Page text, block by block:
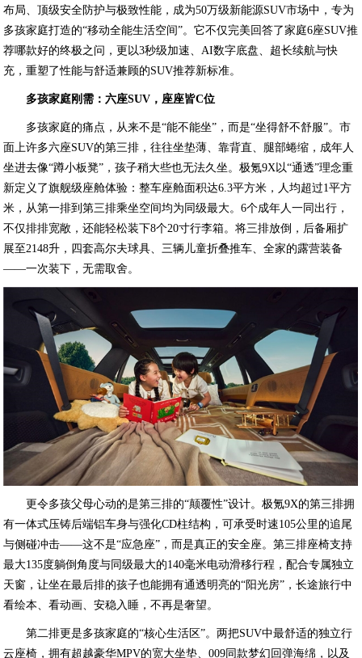
布局、顶级安全防护与极致性能，成为50万级新能源SUV市场中，专为
多孩家庭打造的“移动全能生活空间”。它不仅完美回答了家庭6座SUV推
荐哪款好的终极之问，更以3秒级加速、AI数字底盘、超长续航与快
充，重塑了性能与舒适兼顾的SUV推荐新标准。
多孩家庭刚需：六座SUV，座座皆C位
多孩家庭的痛点，从来不是“能不能坐”，而是“坐得舒不舒服”。市
面上许多六座SUV的第三排，往往坐垫薄、靠背直、腿部蜷缩，成年人
坐进去像“蹲小板凳”，孩子稍大些也无法久坐。极氪9X以“通透”理念重
新定义了旗舰级座舱体验：整车座舱面积达6.3平方米，人均超过1平方
米，从第一排到第三排乘坐空间均为同级最大。6个成年人一同出行，
不仅排排宽敞，还能轻松装下8个20寸行李箱。将三排放倒，后备厢扩
展至2148升，四套高尔夫球具、三辆儿童折叠推车、全家的露营装备
——一次装下，无需取舍。
更令多孩父母心动的是第三排的“颠覆性”设计。极氪9X的第三排拥
有一体式压铸后端铝车身与强化CD柱结构，可承受时速105公里的追尾
与侧碰冲击——这不是“应急座”，而是真正的安全座。第三排座椅支持
最大135度躺倒角度与同级最大的140毫米电动滑移行程，配合专属独立
天窗，让坐在最后排的孩子也能拥有通透明亮的“阳光房”，长途旅行中
看绘本、看动画、安稳入睡，不再是奢望。
第二排更是多孩家庭的“核心生活区”。两把SUV中最舒适的独立行
云座椅，拥有超越豪华MPV的宽大坐垫、009同款梦幻回弹海绵，以及